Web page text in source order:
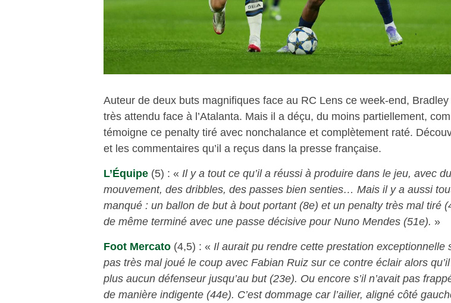
Auteur de deux buts magnifiques face au RC Lens ce week-end,
très attendu face à l’Atalanta. Mais il a déçu, du moins partiellement,
témoigne ce penalty tiré avec nonchalance et complètement raté.
et les commentaires qu’il a reçus dans la presse française.
L’Équipe (5) : « Il y a tout ce qu’il a réussi à produire dans le jeu, avec du
mouvement, des dribbles, des passes bien senties… Mais il y a aussi
manqué : un ballon de but à bout portant (8e) et un penalty très mal tiré
de même terminé avec une passe décisive pour Nuno Mendes (51e). »
Foot Mercato (4,5) : « Il aurait pu rendre cette prestation exceptionnelle
pas très mal joué le coup avec Fabian Ruiz sur ce contre éclair alors qu’il
plus aucun défenseur jusqu’au but (23e). Ou encore s’il n’avait pas
de manière indigente (44e). C’est dommage car l’ailier, aligné côté